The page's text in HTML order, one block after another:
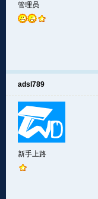
管理员
adsl789
新手上路